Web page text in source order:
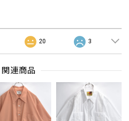
20 3
関連商品